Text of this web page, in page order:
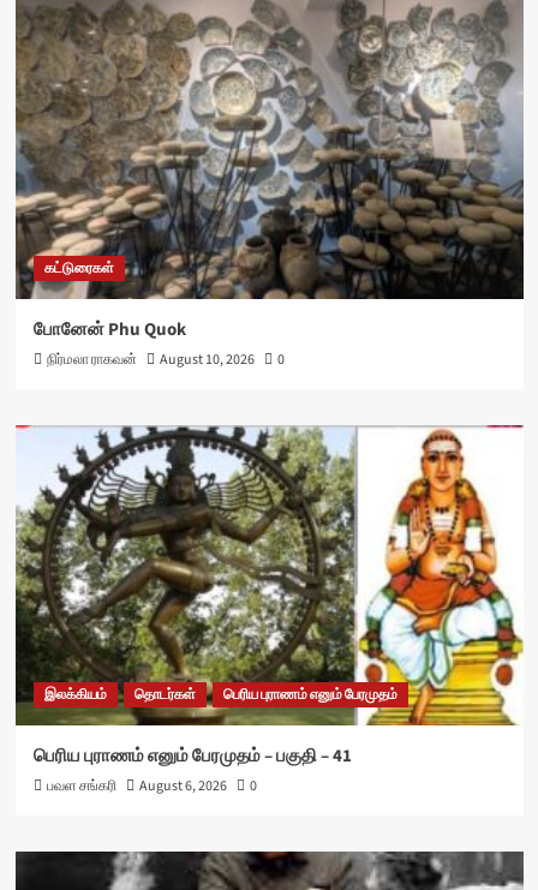
கட்டுரைகள்
போனேன் Phu Quok
நிர்மலா ராகவன் August 10, 2026 0
இலக்கியம் தொடர்கள் பெரிய புராணம் எனும் பேரமுதம்
பெரிய புராணம் எனும் பேரமுதம் – பகுதி – 41
பவள சங்கரி August 6, 2026 0